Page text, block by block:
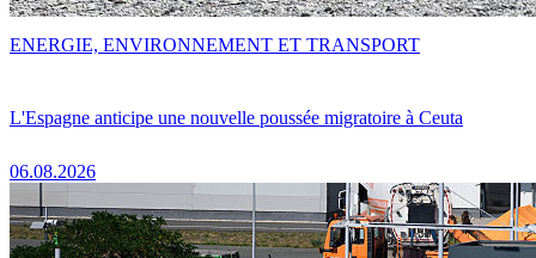
L'Espagne anticipe une nouvelle poussée migratoire à Ceuta
06.08.2026
ENERGIE, ENVIRONNEMENT ET TRANSPORT